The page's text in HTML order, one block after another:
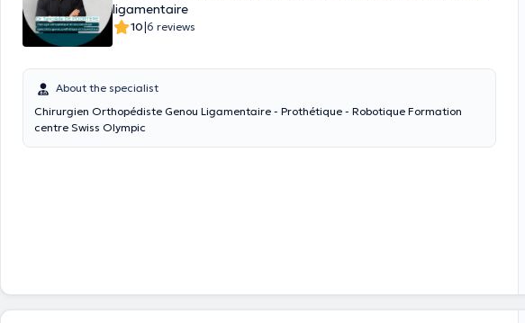
ligamentaire
10|6 reviews
About the specialist
Chirurgien Orthopédiste Genou Ligamentaire - Prothétique - Robotique Formation
centre Swiss Olympic